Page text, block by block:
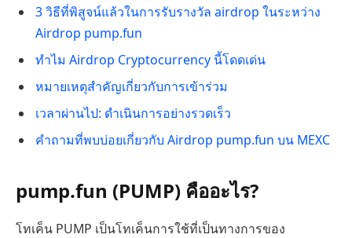
3 วิธีที่พิสูจน์แล้วในการรับรางวัล airdrop ในระหว่าง
Airdrop pump.fun
ทำไม Airdrop Cryptocurrency นี้โดดเด่น
หมายเหตุสำคัญเกี่ยวกับการเข้าร่วม
เวลาผ่านไป: ดำเนินการอย่างรวดเร็ว
คำถามที่พบบ่อยเกี่ยวกับ Airdrop pump.fun บน MEXC
pump.fun (PUMP) คืออะไร?
โทเค็น PUMP เป็นโทเค็นการใช้ที่เป็นทางการของ